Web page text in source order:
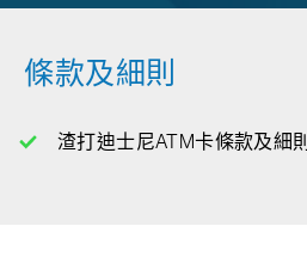
條款及細則
渣打迪士尼ATM卡條款及細則